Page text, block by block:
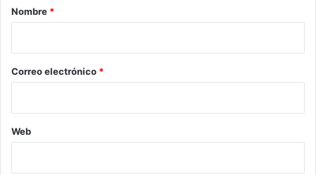
r
*
Nombre *
Correo electrónico *
Web